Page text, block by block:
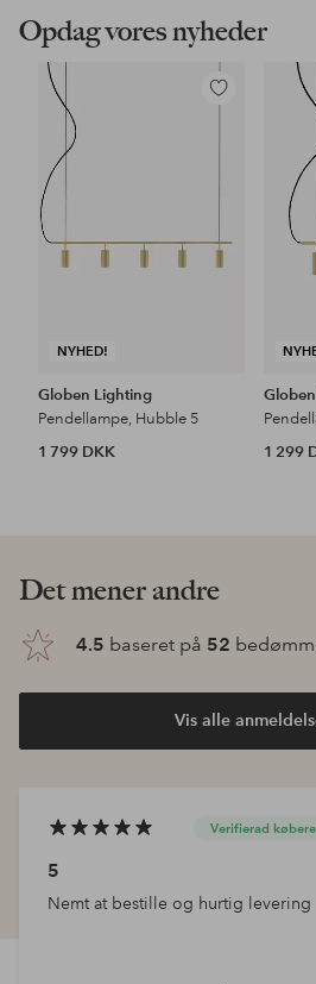
Opdag vores nyheder
NYHED!
Tilføj
Globen Lighting
Pendellampe, Hubble 5
1 799 DKK
1 299
Det mener andre
4.5 baseret på 52
Vis alle
Verifierad købere
5
Nemt at bestille og hurtig levering